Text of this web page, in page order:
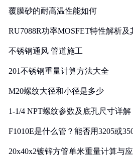
覆膜砂的耐高温性能如何
RU7088R功率MOSFET特性解析
不锈钢通风 管道施工
201不锈钢重量计算方法大全
M20螺纹大径和小径是多少
1-1/4 NPT螺纹参数及底孔尺寸详解
F1010E是什么管？能否用3205或
20x40x2镀锌方管单米重量计算与